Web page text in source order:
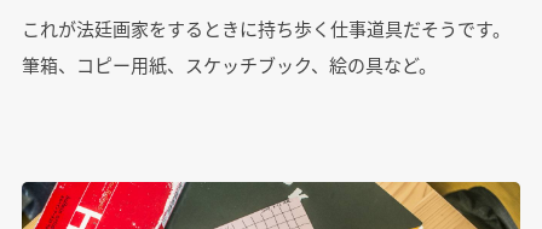
これが法廷画家をするときに持ち歩く仕事道具だそうです。
筆箱、コピー用紙、スケッチブック、絵の具など。